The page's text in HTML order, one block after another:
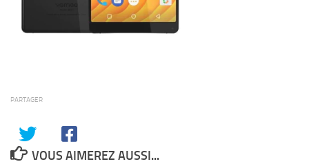
PARTAGER
VOUS AIMEREZ AUSSI...